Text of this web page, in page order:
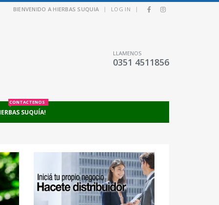
BIENVENIDO A HIERBAS SUQUIA | LOG IN |
LLAMENOS
0351 4511856
SUQUÍA!
CONTACTENOS